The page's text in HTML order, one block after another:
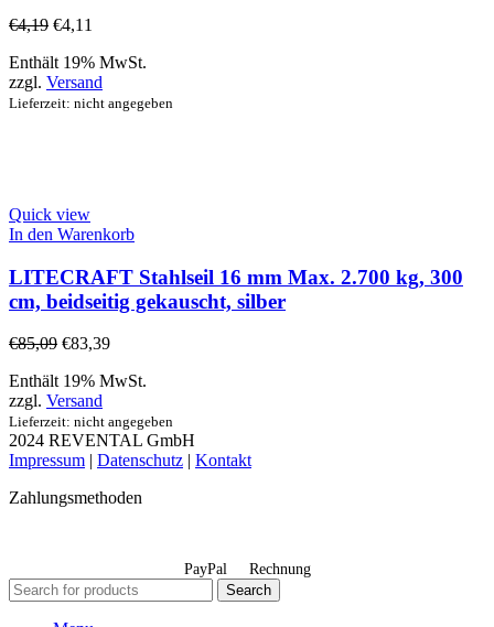
€4,19 €4,11
Enthält 19% MwSt.
zzgl. Versand
Lieferzeit: nicht angegeben
Quick view
In den Warenkorb
LITECRAFT Stahlseil 16 mm Max. 2.700 kg, 300
cm, beidseitig gekauscht, silber
€85,09 €83,39
Enthält 19% MwSt.
zzgl. Versand
Lieferzeit: nicht angegeben
2024 REVENTAL GmbH
Impressum | Datenschutz | Kontakt
Zahlungsmethoden
PayPal Rechnung
Search